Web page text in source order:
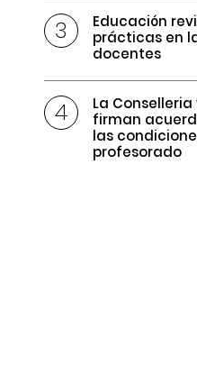
Educación
prácticas en
docentes
La
firman
las
profesorado